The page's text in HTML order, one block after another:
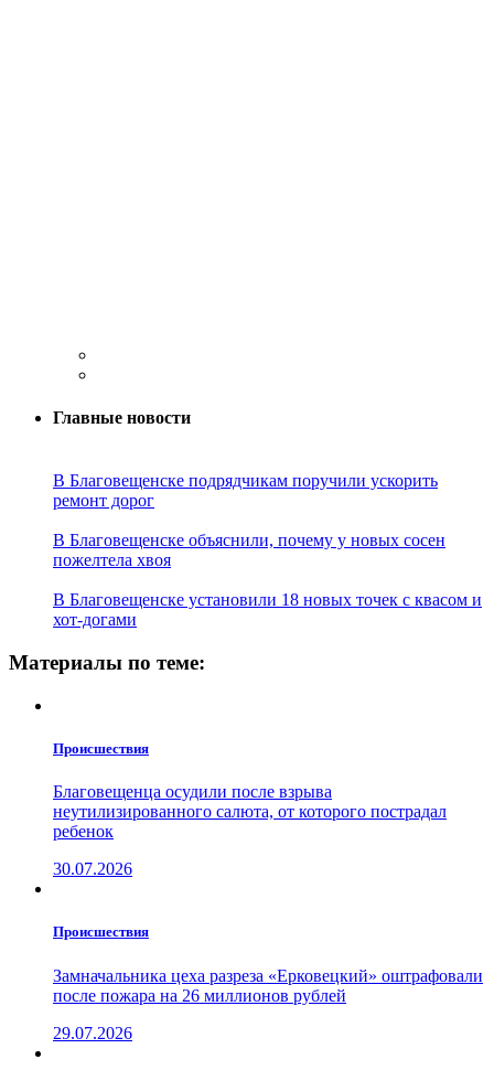
Главные новости
В Благовещенске подрядчикам поручили ускорить
ремонт дорог
В Благовещенске объяснили, почему у новых сосен
пожелтела хвоя
В Благовещенске установили 18 новых точек с квасом и
хот-догами
Материалы по теме:
Проиcшествия
Благовещенца осудили после взрыва
неутилизированного салюта, от которого пострадал
ребенок
30.07.2026
Проиcшествия
Замначальника цеха разреза «Ерковецкий» оштрафовали
после пожара на 26 миллионов рублей
29.07.2026